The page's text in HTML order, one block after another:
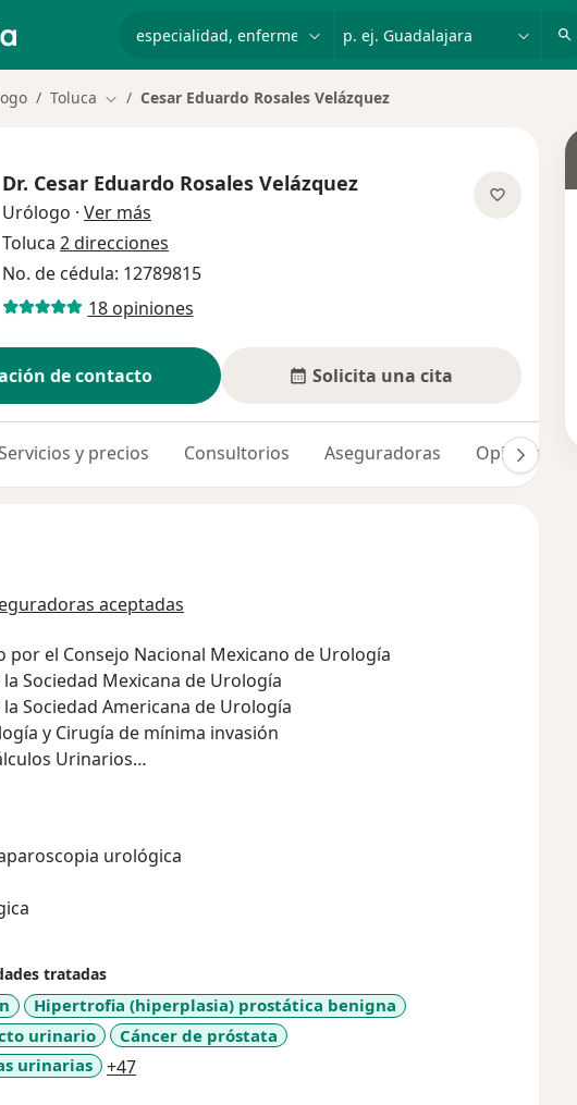
Toluca Cambiar de ciudad
Cesar Eduardo Rosales Velázquez
Dr. Cesar Eduardo Rosales Velázquez
Urólogo · Ver más
Toluca 2 direcciones
No. de cédula: 12789815
18 opiniones
de contacto Solicita una cita
y precios Consultorios Aseguradoras Opiniones
aceptadas
el Consejo Nacional Mexicano de Urología
Sociedad Mexicana de Urología
Sociedad Americana de Urología
y Cirugía de mínima invasión
Urinarios
Cirugía Láser de Próstata.
urológica
tratadas
Hipertrofia (hiperplasia) prostática benigna
urinario
Cáncer de próstata
urinarias
+47a11y_sr_more_diseases